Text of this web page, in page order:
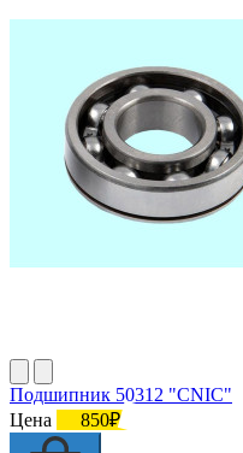
Подшипник 50312 "СNIC"
Цена
850₽